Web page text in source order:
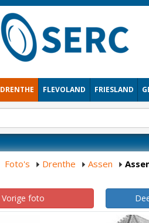
DRENTHE FLEVOLAND FRIESLAND
Foto's Drenthe Assen
Vorige foto